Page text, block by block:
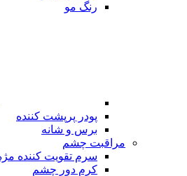
رنگ مو
پودر پرپشت کننده
برس و شانه
مراقبت چشم
سرم تقویت کننده
کرم دور چشم